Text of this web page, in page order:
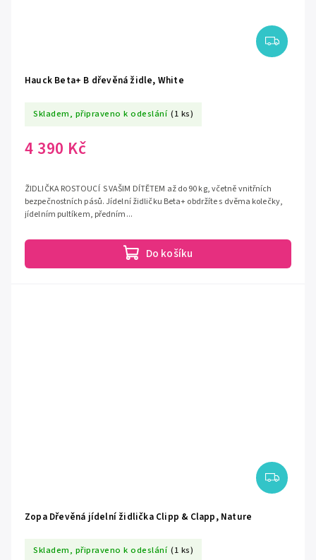
Hauck Beta+ B dřevěná židle, White
Skladem, připraveno k odeslání (1 ks)
4 390 Kč
Do košíku
ŽIDLIČKA ROSTOUCÍ S VAŠIM DÍTĚTEM až do 90 kg, včetně vnitřních
bezpečnostních pásů. Jídelní židličku Beta+ obdržíte s dvěma kolečky,
jídelním pultíkem, předním...
Zopa Dřevěná jídelní židlička Clipp & Clapp, Nature
Skladem, připraveno k odeslání (1 ks)